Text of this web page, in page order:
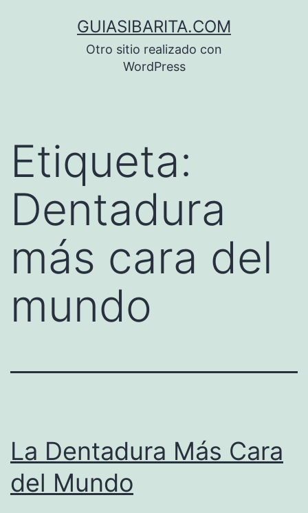
GUIASIBARITA.COM
Otro sitio realizado con
WordPress
Etiqueta:
Dentadura
más cara del
mundo
La Dentadura Más Cara
del Mundo